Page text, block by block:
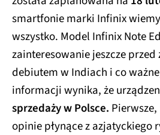
smartfonie marki Infinix
wszystko. Model Infinix Note
zainteresowanie jeszcze
debiutem w Indiach i co
informacji wynika, że
sprzedaży w Polsce.
opinie płynące z azjatyckiego